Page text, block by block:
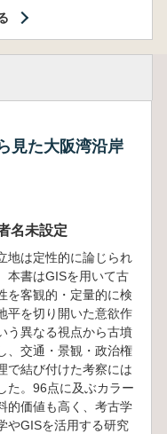
見た大阪湾沿岸
名未設定
地は定性的に論じられ
本書はGISを用いて古
を客観的・定量的に検
平を切り開いた意欲作
う異なる視点から古墳
、交通・景観・政治権
で結び付けた考察には
た。96点に及ぶカラー
的価値も高く、考古学
やGISを活用する研究